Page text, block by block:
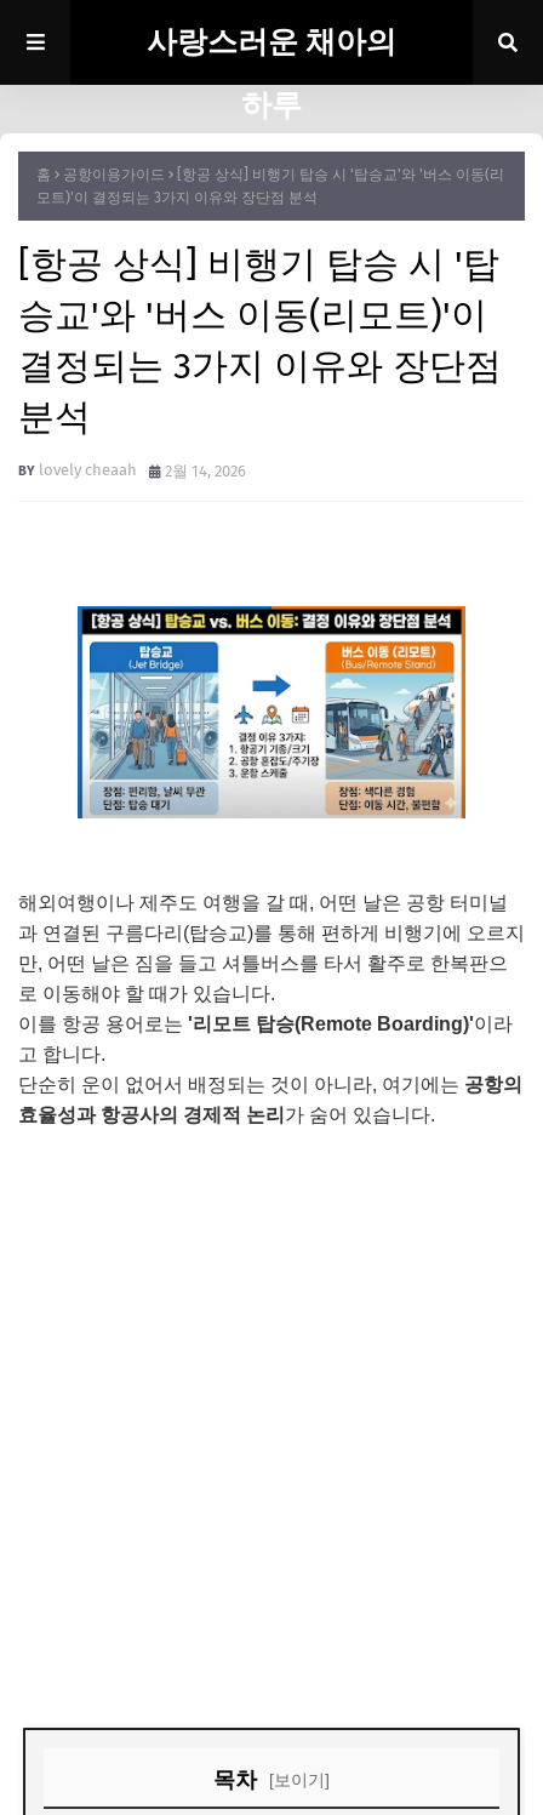
사랑스러운 채아의
하루
홈 공항이용가이드
[항공 상식] 비행기 탑승 시 '탑승교'와 '버스 이동(리
모트)'이 결정되는 3가지 이유와 장단점 분석
[항공 상식] 비행기 탑승 시 '탑
승교'와 '버스 이동(리모트)'이
결정되는 3가지 이유와 장단점
분석
lovely cheaah 2월 14, 2026
해외여행이나 제주도 여행을 갈 때, 어떤 날은 공항 터미널
과 연결된 구름다리(탑승교)를 통해 편하게 비행기에 오르지
만, 어떤 날은 짐을 들고 셔틀버스를 타서 활주로 한복판으
로 이동해야 할 때가 있습니다.
이를 항공 용어로는 '리모트 탑승(Remote Boarding)'이라
고 합니다.
단순히 운이 없어서 배정되는 것이 아니라, 여기에는 공항의
효율성과 항공사의 경제적 논리 가 숨어 있습니다.
목차 [보이기]